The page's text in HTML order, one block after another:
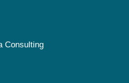
Consulting